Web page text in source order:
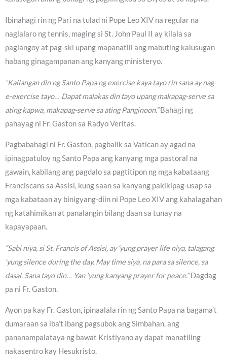
Ibinahagi rin ng Pari na tulad ni Pope Leo XIV na regular na
naglalaro ng tennis, maging si St. John Paul II ay kilala sa
paglangoy at pag-ski upang mapanatili ang mabuting kalusugan
habang ginagampanan ang kanyang ministeryo.
“Kailangan din ng Santo Papa ng exercise kaya tayo rin sana ay nag-
e-exercise tayo… Dapat malakas din tayo upang makapag-serve sa
ating kapwa, makapag-serve sa ating Panginoon.”Bahagi ng
pahayag ni Fr. Gaston sa Radyo Veritas.
Pagbabahagi ni Fr. Gaston, pagbalik sa Vatican ay agad na
ipinagpatuloy ng Santo Papa ang kanyang mga pastoral na
gawain, kabilang ang pagdalo sa pagtitipon ng mga kabataang
Franciscans sa Assisi, kung saan sa kanyang pakikipag-usap sa
mga kabataan ay binigyang-diin ni Pope Leo XIV ang kahalagahan
ng katahimikan at panalangin bilang daan sa tunay na
kapayapaan.
“Sabi niya, si St. Francis of Assisi, ay ‘yung prayer life niya, talagang
‘yung silence during the day. May time siya, na para sa silence, sa
dasal. Sana tayo din… Yan ‘yung kanyang prayer for peace.”Dagdag
pa ni Fr. Gaston.
Ayon pa kay Fr. Gaston, ipinaalala rin ng Santo Papa na bagama’t
dumaraan sa iba’t ibang pagsubok ang Simbahan, ang
pananampalataya ng bawat Kristiyano ay dapat manatiling
nakasentro kay Hesukristo.